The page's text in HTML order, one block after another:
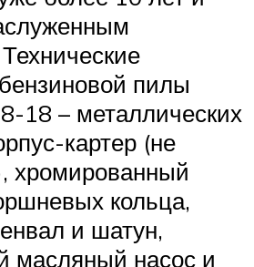
пилы
18 – металлических
картер (не
хромированный
кольца,
и шатун,
масляный насос и